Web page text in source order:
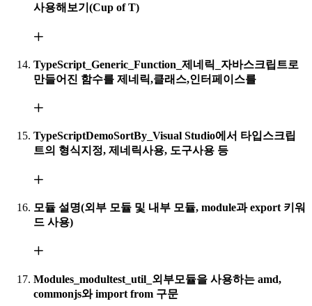
사용해보기(Cup of T)
TypeScript_Generic_Function_제네릭_자바스크립트로
만들어진 함수를 제네릭,클래스,인터페이스를
TypeScriptDemoSortBy_Visual Studio에서 타입스크립
트의 형식지정, 제네릭사용, 도구사용 등
모듈 설명(외부 모듈 및 내부 모듈, module과 export 키워
드 사용)
Modules_modultest_util_외부모듈을 사용하는 amd,
commonjs와 import from 구문